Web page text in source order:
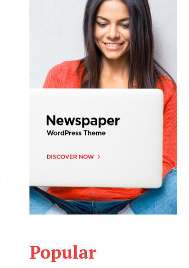
Popular